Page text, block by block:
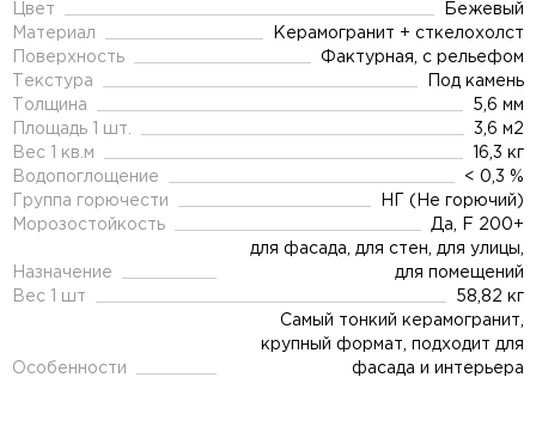
Цвет
Бежевый
Материал
Керамогранит + сткелохолст
Поверхность
Фактурная, с рельефом
Текстура
Под камень
Толщина
5,6 мм
Площадь 1 шт.
3,6 м2
Вес 1 кв.м
16,3 кг
Водопоглощение
< 0,3 %
Группа горючести
НГ (Не горючий)
Морозостойкость
Да, F 200+
Назначение
для фасада, для стен, для улицы,
для помещений
Вес 1 шт
58,82 кг
Особенности
Самый тонкий керамогранит,
крупный формат, подходит для
фасада и интерьера